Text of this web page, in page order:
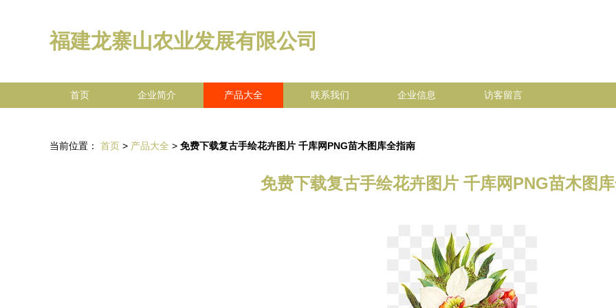
福建龙寨山农业发展有限公司
首页 企业简介 产品大全 联系我们 企业信息 访客留言
当前位置： 首页 > 产品大全 > 免费下载复古手绘花卉图片 千库网PNG苗木图库全指南
免费下载复古手绘花卉图片 千库网PNG苗木图